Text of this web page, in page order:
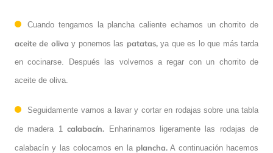
Cuando tengamos la plancha caliente echamos un chorrito de
aceite de oliva y ponemos las patatas,ya que es lo que más tarda
en cocinarse. Después las volvemos a regar con un chorrito de
aceite de oliva.
Seguidamente vamos a lavar y cortar en rodajas sobre una tabla
de madera 1calabacín. Enharinamos ligeramente las rodajas de
calabacín y las colocamos en la plancha. A continuación hacemos